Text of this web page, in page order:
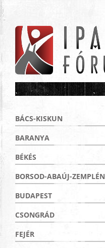
BÁCS-KISKUN
BARANYA
BÉKÉS
BORSOD-ABAÚJ-ZEMPLÉN
BUDAPEST
CSONGRÁD
FEJÉR